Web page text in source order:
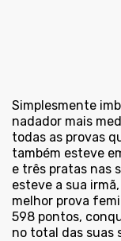
Simplesmente
nadador mais
todas as provas
também esteve
e três pratas nas
esteve a sua
melhor prova
598 pontos,
no total das suas